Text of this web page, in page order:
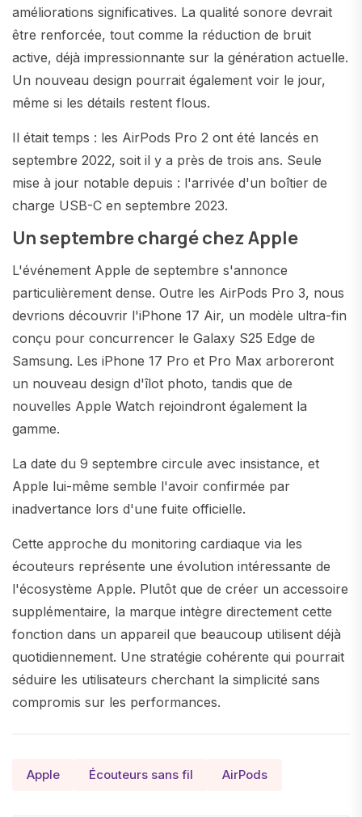
améliorations significatives. La qualité sonore devrait
être renforcée, tout comme la réduction de bruit
active, déjà impressionnante sur la génération actuelle.
Un nouveau design pourrait également voir le jour,
même si les détails restent flous.
Il était temps : les AirPods Pro 2 ont été lancés en
septembre 2022, soit il y a près de trois ans. Seule
mise à jour notable depuis : l'arrivée d'un boîtier de
charge USB-C en septembre 2023.
Un septembre chargé chez Apple
L'événement Apple de septembre s'annonce
particulièrement dense. Outre les AirPods Pro 3, nous
devrions découvrir l'iPhone 17 Air, un modèle ultra-fin
conçu pour concurrencer le Galaxy S25 Edge de
Samsung. Les iPhone 17 Pro et Pro Max arboreront
un nouveau design d'îlot photo, tandis que de
nouvelles Apple Watch rejoindront également la
gamme.
La date du 9 septembre circule avec insistance, et
Apple lui-même semble l'avoir confirmée par
inadvertance lors d'une fuite officielle.
Cette approche du monitoring cardiaque via les
écouteurs représente une évolution intéressante de
l'écosystème Apple. Plutôt que de créer un accessoire
supplémentaire, la marque intègre directement cette
fonction dans un appareil que beaucoup utilisent déjà
quotidiennement. Une stratégie cohérente qui pourrait
séduire les utilisateurs cherchant la simplicité sans
compromis sur les performances.
Apple Écouteurs sans fil AirPods